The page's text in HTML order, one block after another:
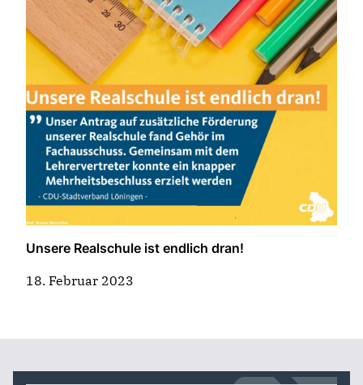
Unsere Realschule ist endlich dran!
18. Februar 2023